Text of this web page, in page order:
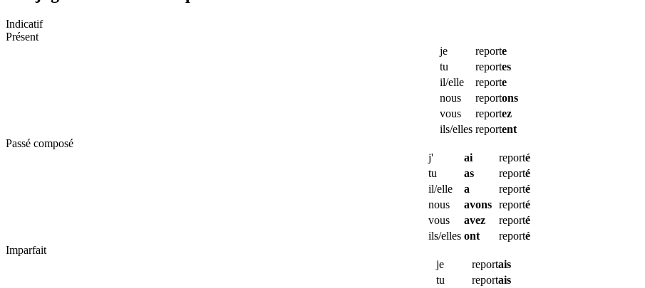
Indicatif
Présent
je
reporte
tu
reportes
il/elle
reporte
nous
reportons
vous
reportez
ils/elles reportent
Passé composé
j'
ai reporté
tu
as reporté
il/elle
a reporté
nous
avons reporté
vous
avez reporté
ils/elles ont reporté
Imparfait
je
reportais
tu
reportais